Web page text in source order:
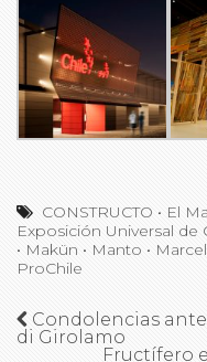
CONSTRUCTO • El
Exposición Universal de
• Makün • Manto •
ProChile
Condolencias
di Girolamo
Fructífero